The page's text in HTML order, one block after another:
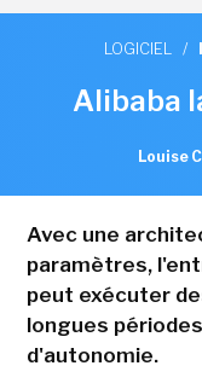
LOGICIEL /
Alibaba
Louise
Avec une
paramètres,
peut exécuter
longues
d'autonomie.